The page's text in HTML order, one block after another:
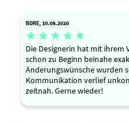
BDRE, 10.08.2020
    
Die Designerin hat mit ihrem
schon zu Beginn beinahe
Änderungswünsche wurden
Kommunikation verlief
zeitnah. Gerne wieder!